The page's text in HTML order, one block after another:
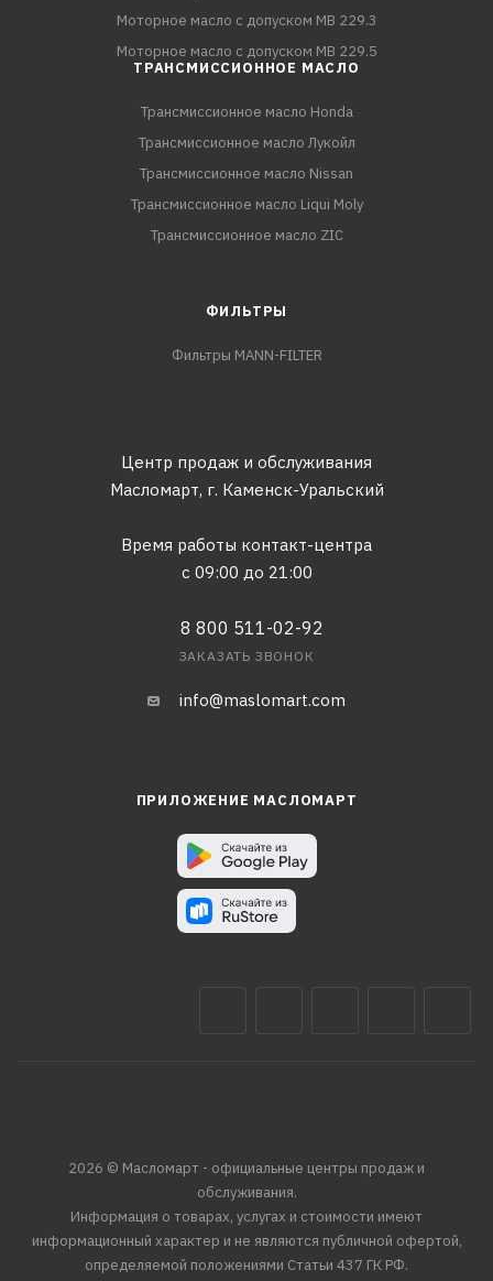
Моторное масло с допуском MB 229.3
Моторное масло с допуском MB 229.5
ТРАНСМИССИОННОЕ МАСЛО
Трансмиссионное масло Honda
Трансмиссионное масло Лукойл
Трансмиссионное масло Nissan
Трансмиссионное масло Liqui Moly
Трансмиссионное масло ZIC
ФИЛЬТРЫ
Фильтры MANN-FILTER
Центр продаж и обслуживания
Масломарт, г. Каменск-Уральский
Время работы контакт-центра
с 09:00 до 21:00
8 800 511-02-92
ЗАКАЗАТЬ ЗВОНОК
info@maslomart.com
ПРИЛОЖЕНИЕ МАСЛОМАРТ
2026 © Масломарт - официальные центры продаж и
обслуживания.
Информация о товарах, услугах и стоимости имеют
информационный характер и не являются публичной офертой,
определяемой положениями Статьи 437 ГК РФ.